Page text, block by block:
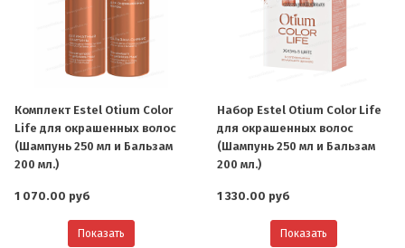
Комплект Estel Otium Color
Life для окрашенных волос
(Шампунь 250 мл и Бальзам
200 мл.)
1 070.00 руб
Показать
Набор Estel Otium Color Life
для окрашенных волос
(Шампунь 250 мл и Бальзам
200 мл.)
1 330.00 руб
Показать